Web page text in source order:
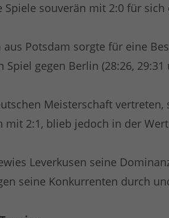
Spiele souverän mit 2:0 für
aus Potsdam sorgte für eine
Spiel gegen Berlin (28:26,
Meisterschaft
mit 2:1, blieb jedoch in der
Leverkusen seine
seine Konkurrenten durch